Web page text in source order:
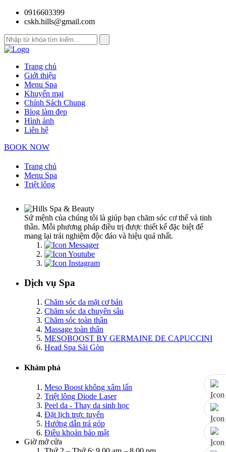
0916603399
cskh.hills@gmail.com
Trang chủ
Giới thiệu
Menu Spa
Khuyến mại
Chính Sách Chung
Blog làm đẹp
Hình ảnh
Liên hệ
BOOK NOW
Trang chủ
Menu Spa
Triệt lông
Sứ mệnh của chúng tôi là giúp bạn chăm sóc cơ thể và tinh
thần. Mỗi phương pháp điều trị được thiết kế đặc biệt để
mang lại trải nghiệm độc đáo và hiệu quả nhất.
Dịch vụ Spa
Chăm sóc da mặt cơ bản
Chăm sóc da chuyên sâu
Chăm sóc toàn thân
Massage toàn thân
MESOBOOST BY GERMAINE DE CAPUCCINI
Head Spa Sài Gòn
Khám phá
Meso Boost không xâm lấn
Triệt lông Diode Laser
Peel da - Thay da sinh học
Đặt lịch trực tuyến
Hướng dẫn trả góp
Điều khoản bảo mật
Giờ mở cửa